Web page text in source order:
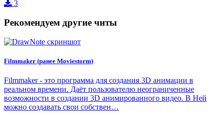
3
Рекомендуем другие читы
Filmmaker (ранее Moviestorm)
Filmmaker - это программа для создания 3D анимации в
реальном времени. Даёт пользователю неограниченные
возможности в создании 3D анимированного видео. В Ней
можно создавать свои собствен…